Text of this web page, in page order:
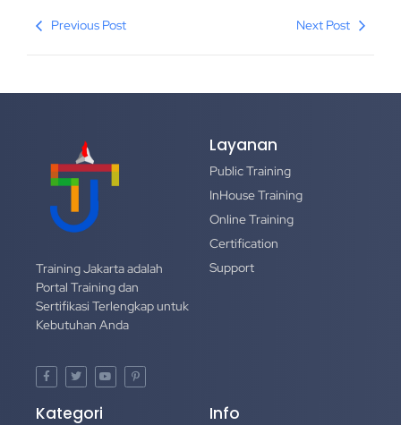
Previous Post Next Post
Training Jakarta adalah
Portal Training dan
Sertifikasi Terlengkap untuk
Kebutuhan Anda
Layanan
Public Training
InHouse Training
Online Training
Certification
Support
Kategori Info